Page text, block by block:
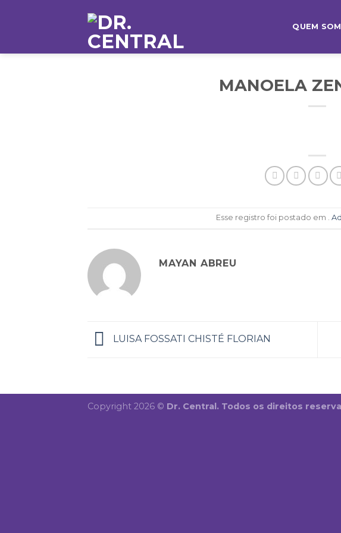
QUEM
MANOELA
Esse registro foi postado em .
MAYAN ABREU
LUISA FOSSATI CHISTÉ FLORIAN
Copyright 2026 © Dr. Central. Todos os direitos